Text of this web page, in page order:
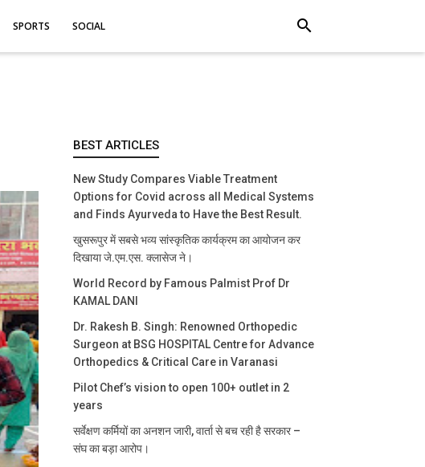
SPORTS SOCIAL search
BEST ARTICLES
New Study Compares Viable Treatment
Options for Covid across all Medical Systems
and Finds Ayurveda to Have the Best Result.
खुसरूपुर में सबसे भव्य सांस्कृतिक कार्यक्रम का आयोजन कर
दिखाया जे.एम.एस. क्लासेज ने।
World Record by Famous Palmist Prof Dr
KAMAL DANI
Dr. Rakesh B. Singh: Renowned Orthopedic
Surgeon at BSG HOSPITAL Centre for Advance
Orthopedics & Critical Care in Varanasi
Pilot Chef’s vision to open 100+ outlet in 2
years
सर्वेक्षण कर्मियों का अनशन जारी, वार्ता से बच रही है सरकार –
संघ का बड़ा आरोप।